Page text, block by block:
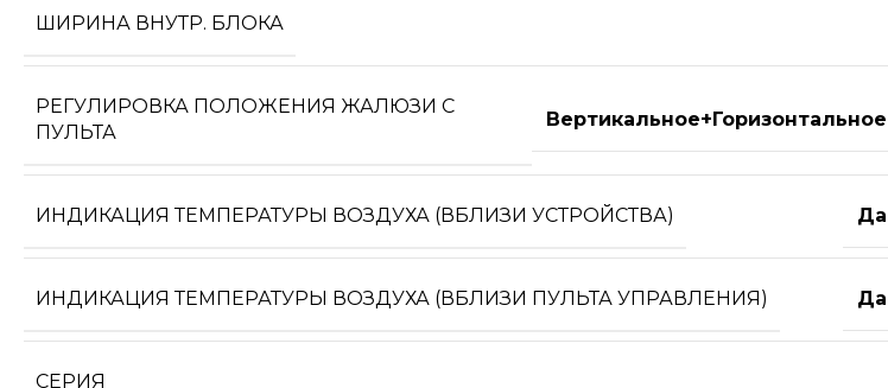
ШИРИНА ВНУТР. БЛОКА
РЕГУЛИРОВКА ПОЛОЖЕНИЯ ЖАЛЮЗИ С
ПУЛЬТА
Вертикальное+Горизонтальное
ИНДИКАЦИЯ ТЕМПЕРАТУРЫ ВОЗДУХА (ВБЛИЗИ УСТРОЙСТВА) Да
ИНДИКАЦИЯ ТЕМПЕРАТУРЫ ВОЗДУХА (ВБЛИЗИ ПУЛЬТА УПРАВЛЕНИЯ) Да
СЕРИЯ